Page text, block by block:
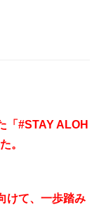
「#STAY ALOH
。
けて、一歩踏み